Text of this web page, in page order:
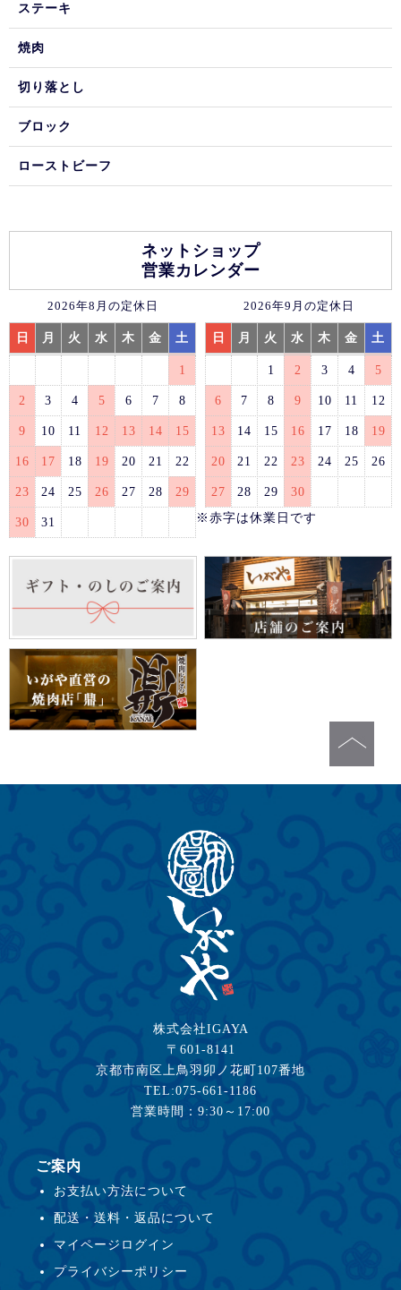
ステーキ
焼肉
切り落とし
ブロック
ローストビーフ
ネットショップ
営業カレンダー
2026年8月の定休日
日 月 火 水 木 金 土
1
2 3 4 5 6 7 8
9 10 11 12 13 14 15
16 17 18 19 20 21 22
23 24 25 26 27 28 29
30 31
2026年9月の定休日
日 月 火 水 木 金 土
1 2 3 4 5
6 7 8 9 10 11 12
13 14 15 16 17 18 19
20 21 22 23 24 25 26
27 28 29
30
※赤字は休業日です
株式会社IGAYA
〒601-8141
京都市南区上鳥羽卯ノ花町107番地
TEL:075-661-1186
営業時間：9:30～17:00
ご案内
お支払い方法について
配送・送料・返品について
マイページログイン
プライバシーポリシー